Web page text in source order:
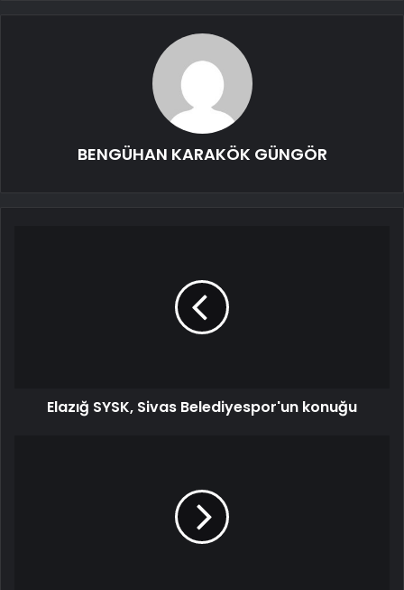
BENGÜHAN KARAKÖK GÜNGÖR
Elazığ SYSK, Sivas Belediyespor'un konuğu